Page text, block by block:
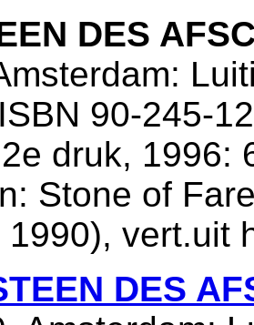
DES
90-245-
druk, 1996:
Stone of
1990), vert.uit
DES